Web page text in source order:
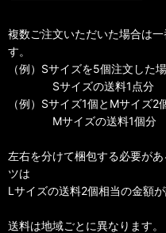
複数ご注文いただいた場合は
す。
（例）Sサイズを5個注文した
Sサイズの送料1点分
（例）Sサイズ1個とMサイズ2
Mサイズの送料1個分
左右を分けて梱包する必要が
ツは
Lサイズの送料2個相当の金額が
送料は地域ごとに異なります。